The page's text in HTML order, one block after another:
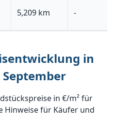
5,209 km -
in
in €/m² für
Hinweise für Käufer und